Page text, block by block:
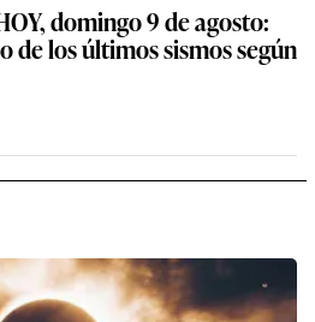
domingo 9 de agosto:
de los últimos sismos según